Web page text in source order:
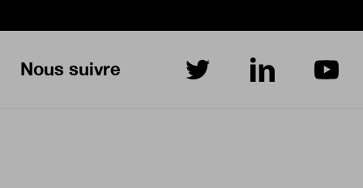
Nous suivre sur Twitter sur LinkedInsur